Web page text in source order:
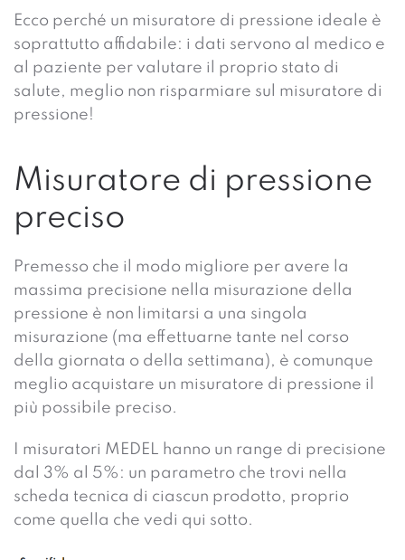
Ecco perché un misuratore di pressione ideale è
soprattutto affidabile: i dati servono al medico e
al paziente per valutare il proprio stato di
salute, meglio non risparmiare sul misuratore di
pressione!
Misuratore di pressione
preciso
Premesso che il modo migliore per avere la
massima precisione nella misurazione della
pressione è non limitarsi a una singola
misurazione (ma effettuarne tante nel corso
della giornata o della settimana), è comunque
meglio acquistare un misuratore di pressione il
più possibile preciso.
I misuratori MEDEL hanno un range di precisione
dal 3% al 5%: un parametro che trovi nella
scheda tecnica di ciascun prodotto, proprio
come quella che vedi qui sotto.